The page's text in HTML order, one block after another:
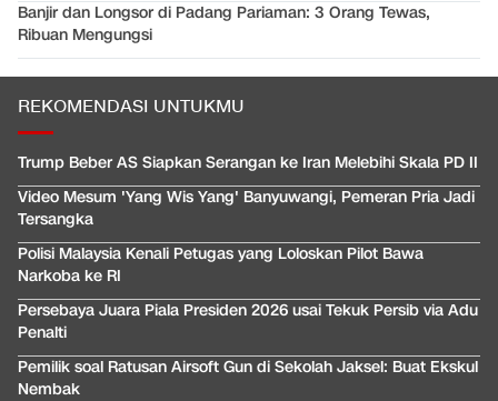
Banjir dan Longsor di Padang Pariaman: 3 Orang Tewas,
Ribuan Mengungsi
REKOMENDASI UNTUKMU
Trump Beber AS Siapkan Serangan ke Iran Melebihi Skala PD II
Video Mesum 'Yang Wis Yang' Banyuwangi, Pemeran Pria Jadi
Tersangka
Polisi Malaysia Kenali Petugas yang Loloskan Pilot Bawa
Narkoba ke RI
Persebaya Juara Piala Presiden 2026 usai Tekuk Persib via Adu
Penalti
Pemilik soal Ratusan Airsoft Gun di Sekolah Jaksel: Buat Ekskul
Nembak